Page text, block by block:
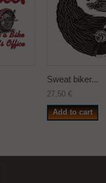
Sweat biker...
27,50 €
Add to cart